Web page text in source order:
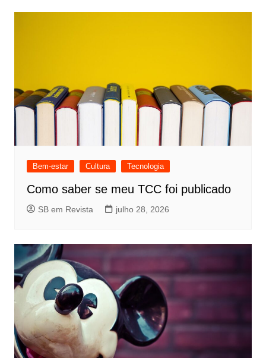
Bem-estar Cultura Tecnologia
Como saber se meu TCC foi publicado
SB em Revista julho 28, 2026